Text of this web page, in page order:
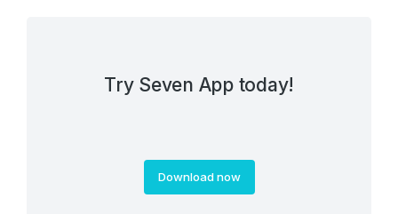
Try Seven App today!
Download now